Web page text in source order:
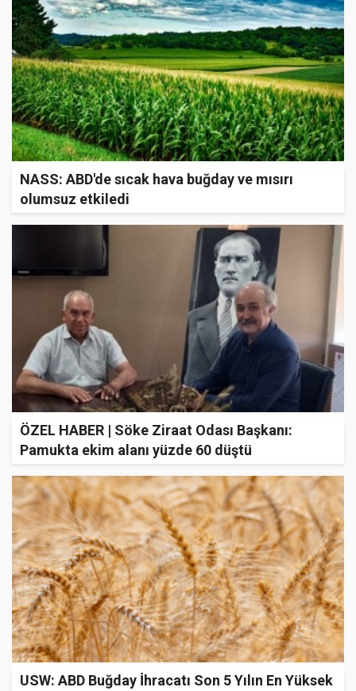
NASS: ABD'de sıcak hava buğday ve mısırı
olumsuz etkiledi
ÖZEL HABER | Söke Ziraat Odası Başkanı:
Pamukta ekim alanı yüzde 60 düştü
USW: ABD Buğday İhracatı Son 5 Yılın En Yüksek